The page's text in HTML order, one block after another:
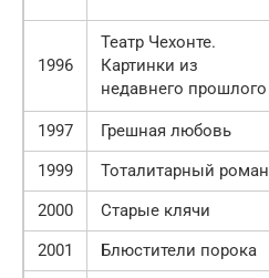
1996
Театр Чехонте.
Картинки из
недавнего прошлого
1997 Грешная любовь
1999
Тоталитарный роман
2000
Старые клячи
2001
Блюстители порока